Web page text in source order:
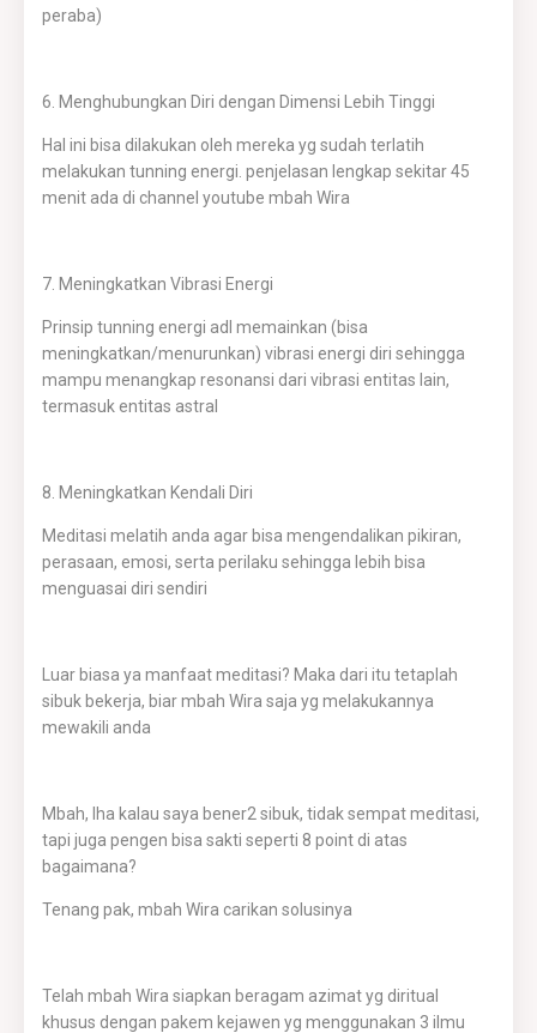
peraba)
6. Menghubungkan Diri dengan Dimensi Lebih Tinggi
Hal ini bisa dilakukan oleh mereka yg sudah terlatih
melakukan tunning energi. penjelasan lengkap sekitar 45
menit ada di channel youtube mbah Wira
7. Meningkatkan Vibrasi Energi
Prinsip tunning energi adl memainkan (bisa
meningkatkan/menurunkan) vibrasi energi diri sehingga
mampu menangkap resonansi dari vibrasi entitas lain,
termasuk entitas astral
8. Meningkatkan Kendali Diri
Meditasi melatih anda agar bisa mengendalikan pikiran,
perasaan, emosi, serta perilaku sehingga lebih bisa
menguasai diri sendiri
Luar biasa ya manfaat meditasi? Maka dari itu tetaplah
sibuk bekerja, biar mbah Wira saja yg melakukannya
mewakili anda
Mbah, lha kalau saya bener2 sibuk, tidak sempat meditasi,
tapi juga pengen bisa sakti seperti 8 point di atas
bagaimana?
Tenang pak, mbah Wira carikan solusinya
Telah mbah Wira siapkan beragam azimat yg diritual
khusus dengan pakem kejawen yg menggunakan 3 ilmu